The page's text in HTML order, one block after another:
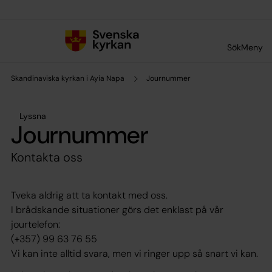
SökMeny
Skandinaviska kyrkan i Ayia Napa Journummer
Lyssna
Journummer
Kontakta oss
Tveka aldrig att ta kontakt med oss.
I brådskande situationer görs det enklast på vår
jourtelefon:
(+357) 99 63 76 55
Vi kan inte alltid svara, men vi ringer upp så snart vi kan.